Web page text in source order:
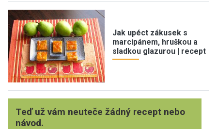
Jak upéct zákusek s
marcipánem, hruškou a
sladkou glazurou | recept
Teď už vám neuteče žádný recept nebo
návod.